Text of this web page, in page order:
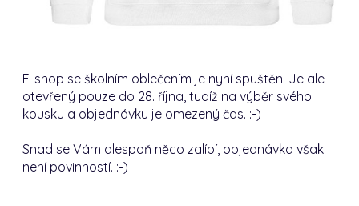
E-shop se školním oblečením je nyní spuštěn! Je ale
otevřený pouze do 28. října, tudíž na výběr svého
kousku a objednávku je omezený čas. :-)
Snad se Vám alespoň něco zalíbí, objednávka však
není povinností. :-)